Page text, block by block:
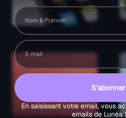
S'abonner
En saisissant votre email, vous
emails de Lunéa